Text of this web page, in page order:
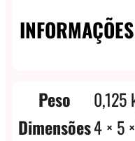
Peso
0,125
Dimensões4 × 5